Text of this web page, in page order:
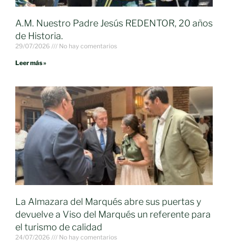
A.M. Nuestro Padre Jesús REDENTOR, 20 años
de Historia.
29/07/2026 No hay comentarios
Leer más »
La Almazara del Marqués abre sus puertas y
devuelve a Viso del Marqués un referente para
el turismo de calidad
24/07/2026 No hay comentarios